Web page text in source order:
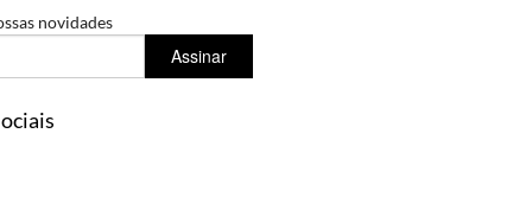
novidades
Assinar